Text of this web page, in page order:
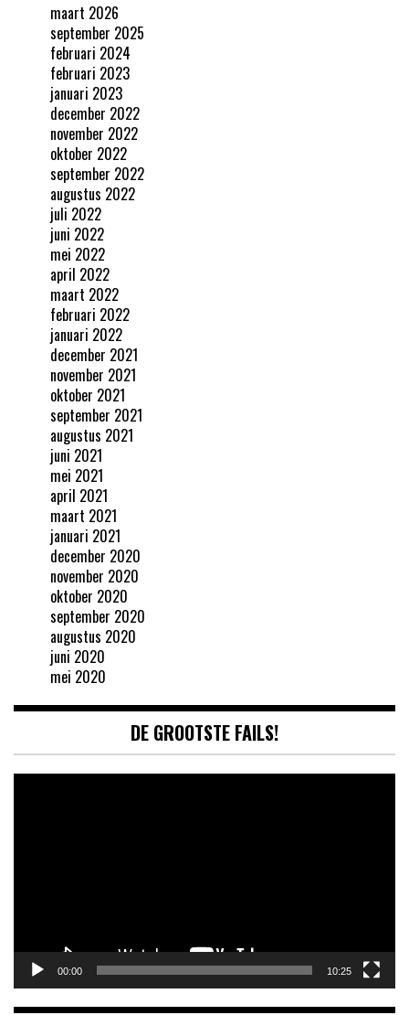
maart 2026
september 2025
februari 2024
februari 2023
januari 2023
december 2022
november 2022
oktober 2022
september 2022
augustus 2022
juli 2022
juni 2022
mei 2022
april 2022
maart 2022
februari 2022
januari 2022
december 2021
november 2021
oktober 2021
september 2021
augustus 2021
juni 2021
mei 2021
april 2021
maart 2021
januari 2021
december 2020
november 2020
oktober 2020
september 2020
augustus 2020
juni 2020
mei 2020
DE GROOTSTE FAILS!
00:00 10:25